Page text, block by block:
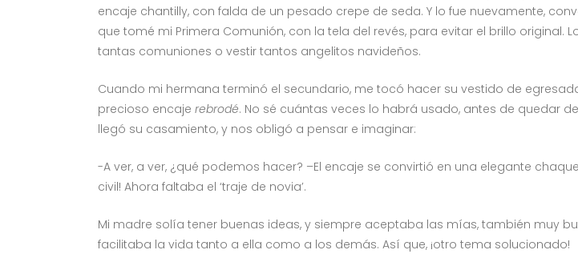
encaje chantilly, con falda de un pesado crepe de seda. Y lo fue nuevamente,
que tomé mi Primera Comunión, con la tela del revés, para evitar el brillo
tantas comuniones o vestir tantos angelitos navideños.
Cuando mi hermana terminó el secundario, me tocó hacer su vestido de
precioso encaje rebrodé. No sé cuántas veces lo habrá usado, antes de quedar
llegó su casamiento, y nos obligó a pensar e imaginar:
-A ver, a ver, ¿qué podemos hacer? –El encaje se convirtió en una elegante
civil! Ahora faltaba el ‘traje de novia’.
Mi madre solía tener buenas ideas, y siempre aceptaba las mías, también muy
facilitaba la vida tanto a ella como a los demás. Así que, ¡otro tema solucionado!